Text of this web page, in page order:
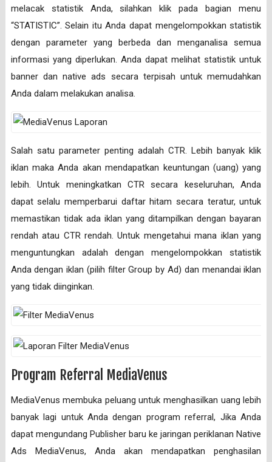
melacak statistik Anda, silahkan klik pada bagian menu
“STATISTIC”. Selain itu Anda dapat mengelompokkan statistik
dengan parameter yang berbeda dan menganalisa semua
informasi yang diperlukan. Anda dapat melihat statistik untuk
banner dan native ads secara terpisah untuk memudahkan
Anda dalam melakukan analisa.
Salah satu parameter penting adalah CTR. Lebih banyak klik
iklan maka Anda akan mendapatkan keuntungan (uang) yang
lebih. Untuk meningkatkan CTR secara keseluruhan, Anda
dapat selalu memperbarui daftar hitam secara teratur, untuk
memastikan tidak ada iklan yang ditampilkan dengan bayaran
rendah atau CTR rendah. Untuk mengetahui mana iklan yang
menguntungkan adalah dengan mengelompokkan statistik
Anda dengan iklan (pilih filter Group by Ad) dan menandai iklan
yang tidak diinginkan.
Program Referral MediaVenus
MediaVenus membuka peluang untuk menghasilkan uang lebih
banyak lagi untuk Anda dengan program referral, Jika Anda
dapat mengundang Publisher baru ke jaringan periklanan Native
Ads MediaVenus, Anda akan mendapatkan penghasilan